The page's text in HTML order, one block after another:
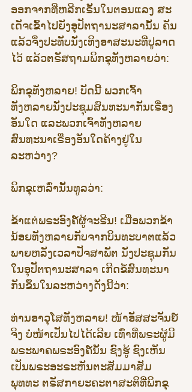
ອອກຈາກທີ່ຫລີກເຣັ້ນໃນຕອນແລງ ສະ
ເດັຈເຂົ້າໄປຍັງອຸປັຕຖານະສາລານັ້ນ ຄັນ
ແລ້ວຈຶ່ງປະທັບນັ່ງເທິງອາສະນະທີ່ປູລາດ
ໄວ້ ແລ້ວຕຣັສຖາມພິກຂຸທັງຫລາຍວ່າ:
ພິກຂຸທັງຫລາຍ! ບັດນີ້ ພວກເຈົ້າ
ທັງຫລາຍນັ່ງປະຊຸມສົນທະນາກັນເຣື່ອງ
ອັນໃດ ແລະພວກເຈົ້າທັງຫລາຍ
ສົນທະນາເຣື່ອງອັນໃດຄ້າງຢູ່ໃນ
ລະຫວ່າງ?
ພິກຂຸເຫລົ່ານັ້ນທູລວ່າ:
ຂ້າແຕ່ພຣະອົງຄ໌ຜູ້ຈະຣີນ! ເມື່ອພວກຂ້າ
ນ້ອຍທັງຫລາຍກັບຈາກບິນທະບາຕແລ້ວ
ພາຍຫລັງເວລາປັຈສາພັຕ ນັ່ງປະຊຸມກັນ
ໃນອຸປັຕຖານະສາລາ ເກີດຂໍ້ສົນທະນາ
ກັນຂຶ້ນໃນລະຫວ່າງດັ່ງນີ້ວ່າ:
ທ່ານອາວຸໂສທັງຫລາຍ! ໜ້າອັສສະຈັນຍ໌
ຈິງ ບໍ່ໜ້າເປັນໄປໄດ້ເລີຍ ເທົ່າທີ່ພຣະຜູ້ມີ
ພຣະພາຄພຣະອົງຄ໌ນັ້ນ ຊົງຮູ້ ຊົງເຫັນ
ເປັນພຣະອະຣະຫັນຕະສັມມາສັມ
ພຸທທະ ຕຣັສກາຍະຄະຕາສະຕິທີ່ພິກຂຸ